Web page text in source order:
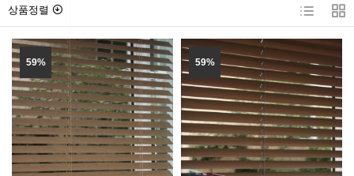
상품정렬
59% 59%